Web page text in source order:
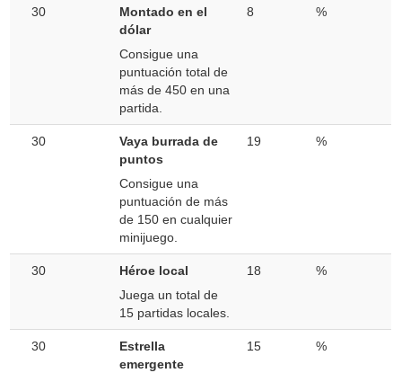
30
Montado en el
dólar
Consigue una
puntuación total de
más de 450 en una
partida.
8 %
30
Vaya burrada de
puntos
Consigue una
puntuación de más
de 150 en cualquier
minijuego.
19 %
30
Héroe local
Juega un total de
15 partidas locales.
18 %
30
Estrella
emergente
15 %